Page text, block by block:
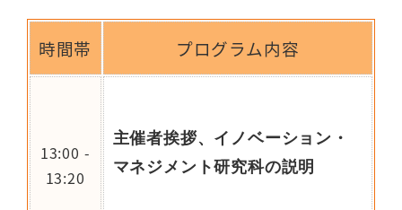
時間帯 プログラム内容
13:00 -
13:20
主催者挨拶、イノベーション・
マネジメント研究科の説明